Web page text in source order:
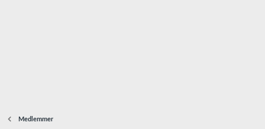
Medlemmer